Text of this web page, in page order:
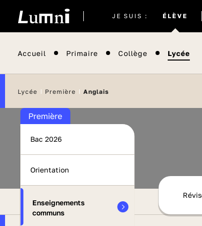
JE SUIS : ÉLÈVE
Accueil Primaire Collège Lycée
Lycée Première Anglais
Première
Bac 2026
Orientation
Enseignements
communs